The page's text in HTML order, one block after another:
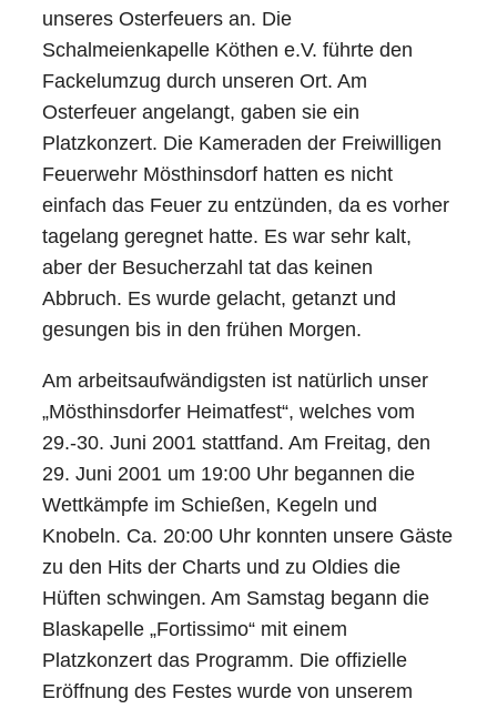
unseres Osterfeuers an. Die
Schalmeienkapelle Köthen e.V. führte den
Fackelumzug durch unseren Ort. Am
Osterfeuer angelangt, gaben sie ein
Platzkonzert. Die Kameraden der Freiwilligen
Feuerwehr Mösthinsdorf hatten es nicht
einfach das Feuer zu entzünden, da es vorher
tagelang geregnet hatte. Es war sehr kalt,
aber der Besucherzahl tat das keinen
Abbruch. Es wurde gelacht, getanzt und
gesungen bis in den frühen Morgen.
Am arbeitsaufwändigsten ist natürlich unser
„Mösthinsdorfer Heimatfest“, welches vom
29.-30. Juni 2001 stattfand. Am Freitag, den
29. Juni 2001 um 19:00 Uhr begannen die
Wettkämpfe im Schießen, Kegeln und
Knobeln. Ca. 20:00 Uhr konnten unsere Gäste
zu den Hits der Charts und zu Oldies die
Hüften schwingen. Am Samstag begann die
Blaskapelle „Fortissimo“ mit einem
Platzkonzert das Programm. Die offizielle
Eröffnung des Festes wurde von unserem